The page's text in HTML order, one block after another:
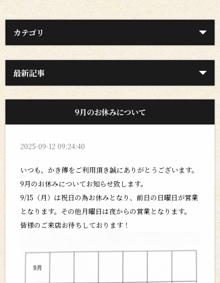
カテゴリ
最新記事
9月のお休みについて
2025-09-12 09:24:40
いつも、かき傳をご利用頂き誠にありがとうございます。
9月のお休みについてお知らせ致します。
9/15（月）は祝日の為お休みとなり、前日の日曜日が営業
となります。その他月曜日は夜からの営業となります。
皆様のご来店お待ちしております！